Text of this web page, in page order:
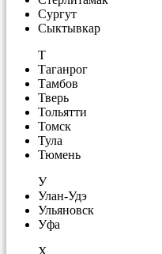
Сургут
Сыктывкар
Т
Таганрог
Тамбов
Тверь
Тольятти
Томск
Тула
Тюмень
У
Улан-Удэ
Ульяновск
Уфа
Х